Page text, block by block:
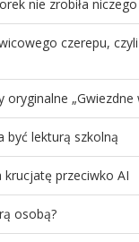
nie zrobiła niczego
czerepu, czyli
oryginalne „Gwiezdne
być lekturą szkolną
krucjatę przeciwko AI
osobą?